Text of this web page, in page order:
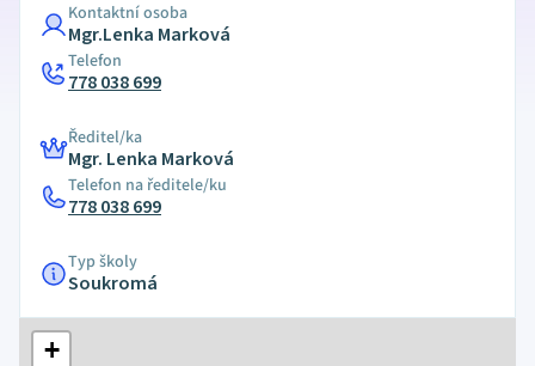
Kontaktní osoba
Mgr.Lenka Marková
Telefon
778 038 699
Ředitel/ka
Mgr. Lenka Marková
Telefon na ředitele/ku
778 038 699
Typ školy
Soukromá
+